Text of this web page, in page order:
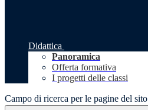
Didattica
Panoramica
Offerta formativa
I progetti delle classi
Campo di ricerca per le pagine del sito